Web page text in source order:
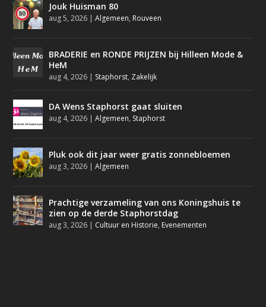
Jouk Huisman 80
aug 5, 2026 |Algemeen, Rouveen
BRADERIE en RONDE PRIJZEN bij Hilleen Mode &
HeM
aug 4, 2026 | Staphorst, Zakelijk
DA Wens Staphorst gaat sluiten
aug 4, 2026 |Algemeen, Staphorst
Pluk ook dit jaar weer gratis zonnebloemen
aug 3, 2026 |Algemeen
Prachtige verzameling van ons Koningshuis te
zien op de derde Staphorstdag
aug 3, 2026 | Cultuur en Historie, Evenementen